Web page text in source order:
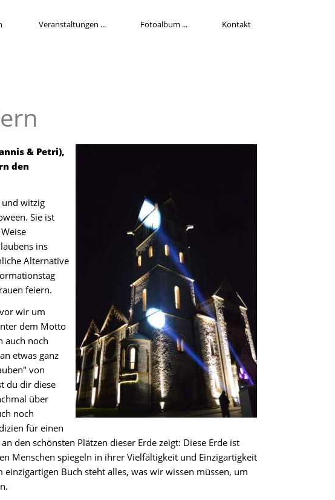
Veranstaltungen Fotoalbum Kontakt
& Petri),
den
witzig
Sie ist
ins
Alternative
feiern.
wir um
dem Motto
auch noch
etwas ganz
von
du dir diese
über
noch
für einen
den schönsten Plätzen dieser Erde zeigt: Diese Erde ist
Menschen spiegeln in ihrer Vielfältigkeit und Einzigartigkeit
Buch steht alles, was wir wissen müssen, um